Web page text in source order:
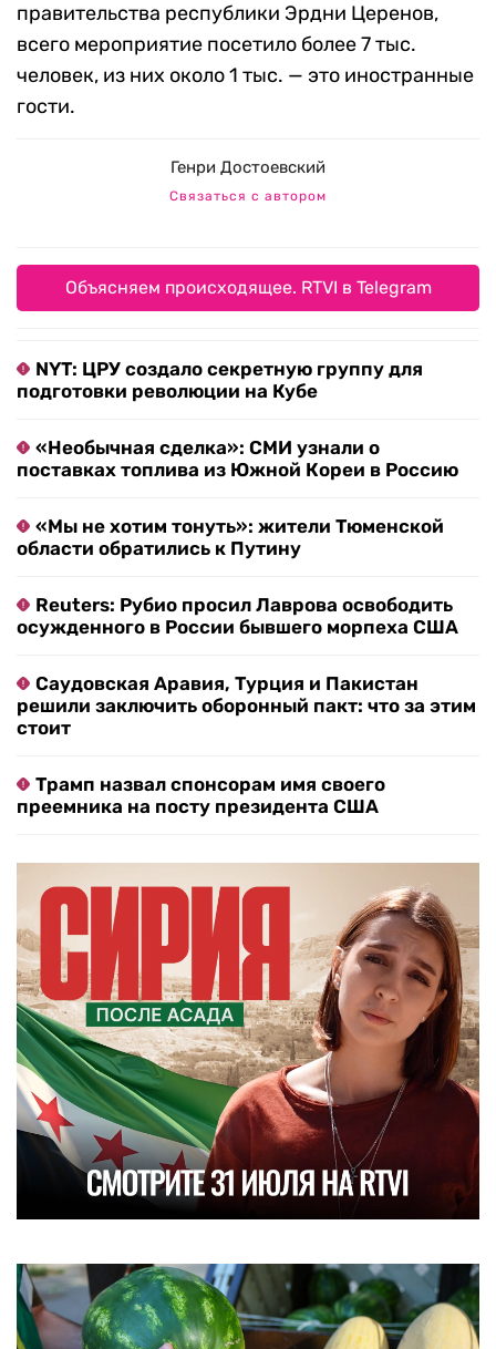
правительства республики Эрдни Церенов,
всего мероприятие посетило более 7 тыс.
человек, из них около 1 тыс. — это иностранные
гости.
Генри Достоевский
Связаться с автором
Объясняем происходящее. RTVI в Telegram
NYT: ЦРУ создало секретную группу для
подготовки революции на Кубе
«Необычная сделка»: СМИ узнали о
поставках топлива из Южной Кореи в Россию
«Мы не хотим тонуть»: жители Тюменской
области обратились к Путину
Reuters: Рубио просил Лаврова освободить
осужденного в России бывшего морпеха США
Саудовская Аравия, Турция и Пакистан
решили заключить оборонный пакт: что за этим
стоит
Трамп назвал спонсорам имя своего
преемника на посту президента США